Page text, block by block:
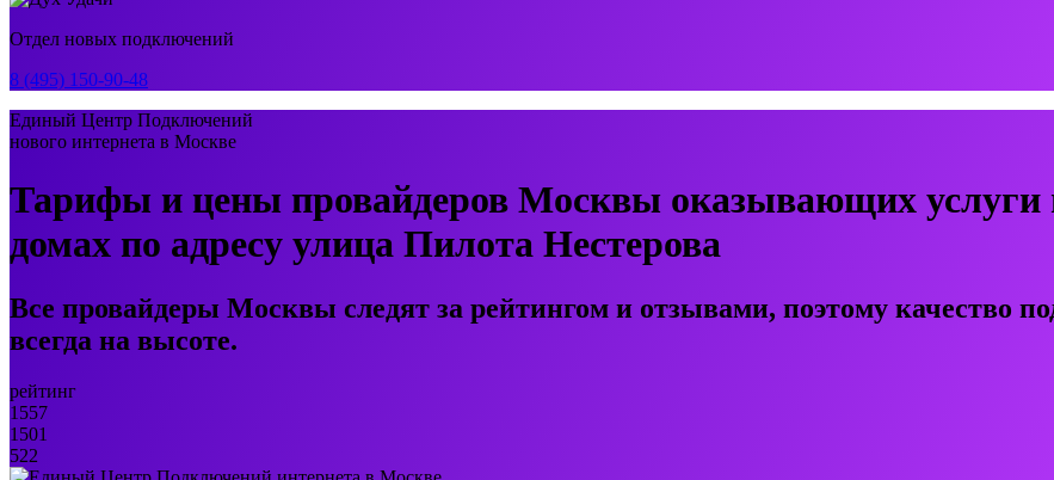
Отдел новых подключений
8 (495) 150-90-48
Единый Центр Подключений
нового интернета в Москве
Тарифы и цены провайдеров Москвы оказывающих услуги
домах по адресу улица Пилота Нестерова
Все провайдеры Москвы следят за рейтингом и отзывами, поэтому качество
всегда на высоте.
рейтинг
1557
1501
522